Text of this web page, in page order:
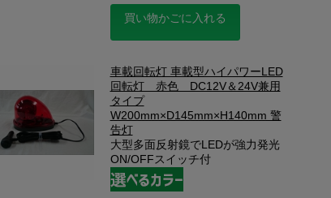
買い物かごに入れる
車載回転灯 車載型ハイパワーLED
回転灯 赤色 DC12V＆24V兼用
タイプ
W200mm×D145mm×H140mm 警
告灯
大型多面反射鏡でLEDが強力発光
ON/OFFスイッチ付